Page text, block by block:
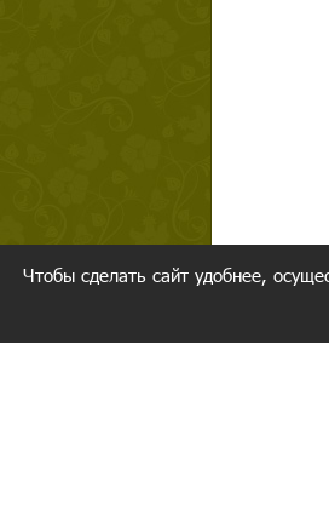
Чтобы сделать сайт удобнее,